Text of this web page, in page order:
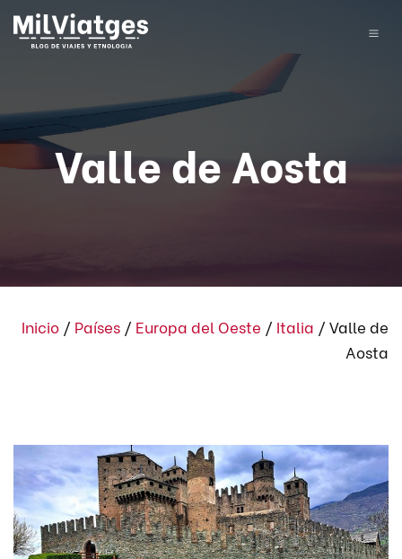
Valle de Aosta
Inicio / Países / Europa del Oeste / Italia / Valle de
Aosta